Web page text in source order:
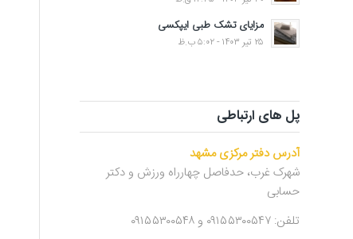
مزایای تشک طبی ایپکسی
۲۵ تیر ۱۴۰۳ - ۵:۰۲ ب.ظ
پل های ارتباطی
آدرس دفتر مرکزی مشهد
شهرک غرب، حدفاصل چهارراه ورزش و دکتر
حسابی
تلفن: ۰۹۱۵۵۳۰۰۵۴۷ و ۰۹۱۵۵۳۰۰۵۴۸